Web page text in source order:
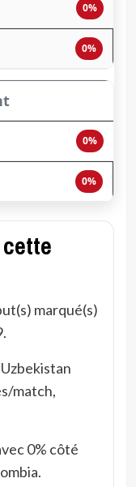
0%
0%
0%
0%
marqué(s)
match,
0% côté